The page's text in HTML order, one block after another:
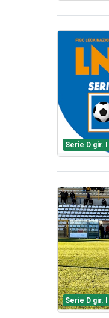
Serie D gir. I
Serie D gir. I